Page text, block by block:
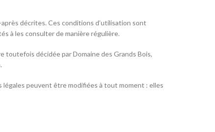
décrites. Ces conditions d’utilisation sont
à les consulter de manière régulière.
décidée par Domaine des Grands Bois,
légales peuvent être modifiées à tout moment : elles